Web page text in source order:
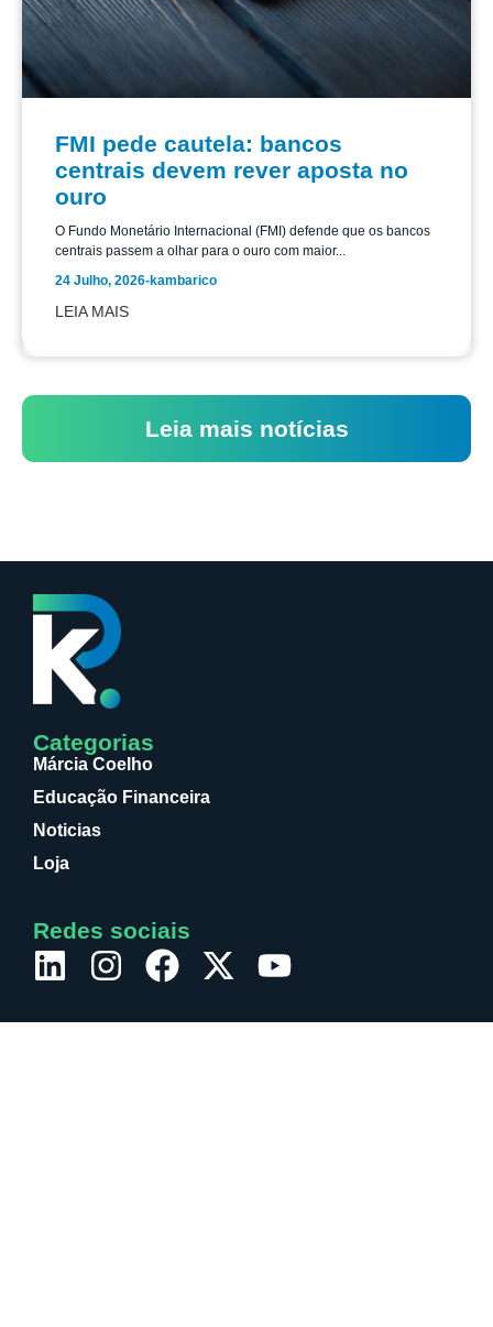
FMI pede cautela: bancos
centrais devem rever aposta no
ouro
O Fundo Monetário Internacional (FMI) defende que os bancos
centrais passem a olhar para o ouro com maior...
24 Julho, 2026-kambarico
LEIA MAIS
Leia mais notícias
Categorias
Márcia Coelho
Educação Financeira
Noticias
Loja
Redes sociais